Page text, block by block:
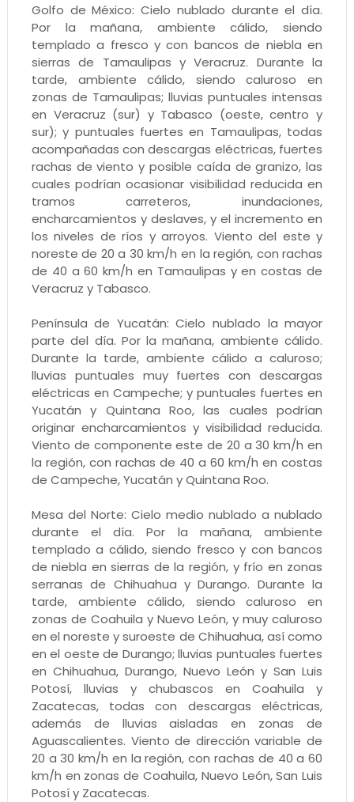
Golfo de México: Cielo nublado durante el día.
Por la mañana, ambiente cálido, siendo
templado a fresco y con bancos de niebla en
sierras de Tamaulipas y Veracruz. Durante la
tarde, ambiente cálido, siendo caluroso en
zonas de Tamaulipas; lluvias puntuales intensas
en Veracruz (sur) y Tabasco (oeste, centro y
sur); y puntuales fuertes en Tamaulipas, todas
acompañadas con descargas eléctricas, fuertes
rachas de viento y posible caída de granizo, las
cuales podrían ocasionar visibilidad reducida en
tramos carreteros, inundaciones,
encharcamientos y deslaves, y el incremento en
los niveles de ríos y arroyos. Viento del este y
noreste de 20 a 30 km/h en la región, con rachas
de 40 a 60 km/h en Tamaulipas y en costas de
Veracruz y Tabasco.
Península de Yucatán: Cielo nublado la mayor
parte del día. Por la mañana, ambiente cálido.
Durante la tarde, ambiente cálido a caluroso;
lluvias puntuales muy fuertes con descargas
eléctricas en Campeche; y puntuales fuertes en
Yucatán y Quintana Roo, las cuales podrían
originar encharcamientos y visibilidad reducida.
Viento de componente este de 20 a 30 km/h en
la región, con rachas de 40 a 60 km/h en costas
de Campeche, Yucatán y Quintana Roo.
Mesa del Norte: Cielo medio nublado a nublado
durante el día. Por la mañana, ambiente
templado a cálido, siendo fresco y con bancos
de niebla en sierras de la región, y frío en zonas
serranas de Chihuahua y Durango. Durante la
tarde, ambiente cálido, siendo caluroso en
zonas de Coahuila y Nuevo León, y muy caluroso
en el noreste y suroeste de Chihuahua, así como
en el oeste de Durango; lluvias puntuales fuertes
en Chihuahua, Durango, Nuevo León y San Luis
Potosí, lluvias y chubascos en Coahuila y
Zacatecas, todas con descargas eléctricas,
además de lluvias aisladas en zonas de
Aguascalientes. Viento de dirección variable de
20 a 30 km/h en la región, con rachas de 40 a 60
km/h en zonas de Coahuila, Nuevo León, San Luis
Potosí y Zacatecas.